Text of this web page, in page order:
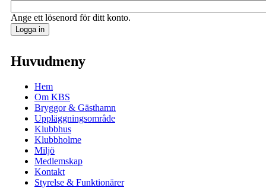
Ange ett lösenord för ditt konto.
Huvudmeny
Hem
Om KBS
Bryggor & Gästhamn
Uppläggningsområde
Klubbhus
Klubbholme
Miljö
Medlemskap
Kontakt
Styrelse & Funktionärer